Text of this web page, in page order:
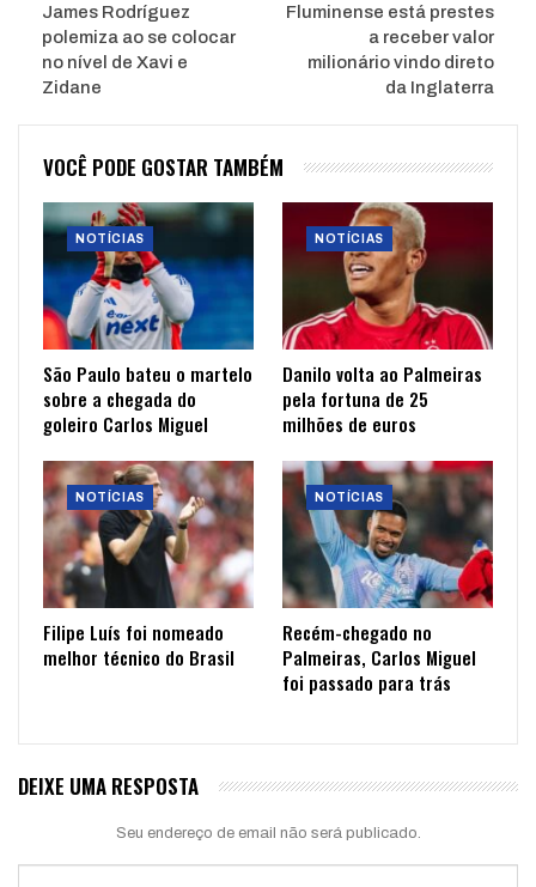
James Rodríguez
polemiza ao se colocar
no nível de Xavi e
Zidane
Fluminense está prestes
a receber valor
milionário vindo direto
da Inglaterra
VOCÊ PODE GOSTAR TAMBÉM
NOTÍCIAS
São Paulo bateu o martelo
sobre a chegada do
goleiro Carlos Miguel
NOTÍCIAS
Danilo volta ao Palmeiras
pela fortuna de 25
milhões de euros
NOTÍCIAS
Filipe Luís foi nomeado
melhor técnico do Brasil
NOTÍCIAS
Recém-chegado no
Palmeiras, Carlos Miguel
foi passado para trás
DEIXE UMA RESPOSTA
Seu endereço de email não será publicado.